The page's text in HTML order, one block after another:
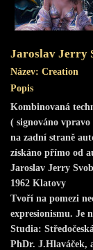
Obchod s
Jaroslav Jerry
Název: Creation
Popis
Kombinovaná
( signováno
na zadní straně
získáno přímo od
Jaroslav Jerry
1962 Klatovy
Tvoří na pomezi
expresionismu. Je
Studia:
PhDr. J.Hlaváček,